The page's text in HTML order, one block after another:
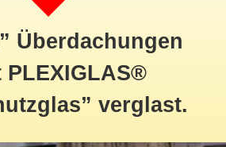
Überdachungen
PLEXIGLAS®
verglast.